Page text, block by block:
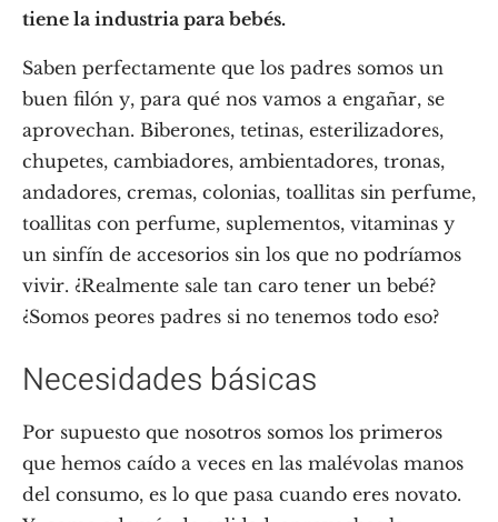
tiene la industria para bebés.
Saben perfectamente que los padres somos un
buen filón y, para qué nos vamos a engañar, se
aprovechan. Biberones, tetinas, esterilizadores,
chupetes, cambiadores, ambientadores, tronas,
andadores, cremas, colonias, toallitas sin perfume,
toallitas con perfume, suplementos, vitaminas y
un sinfín de accesorios sin los que no podríamos
vivir. ¿Realmente sale tan caro tener un bebé?
¿Somos peores padres si no tenemos todo eso?
Necesidades básicas
Por supuesto que nosotros somos los primeros
que hemos caído a veces en las malévolas manos
del consumo, es lo que pasa cuando eres novato.